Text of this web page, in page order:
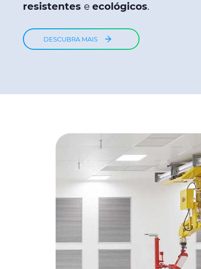
resistentes e ecológicos.
DESCUBRA MAIS